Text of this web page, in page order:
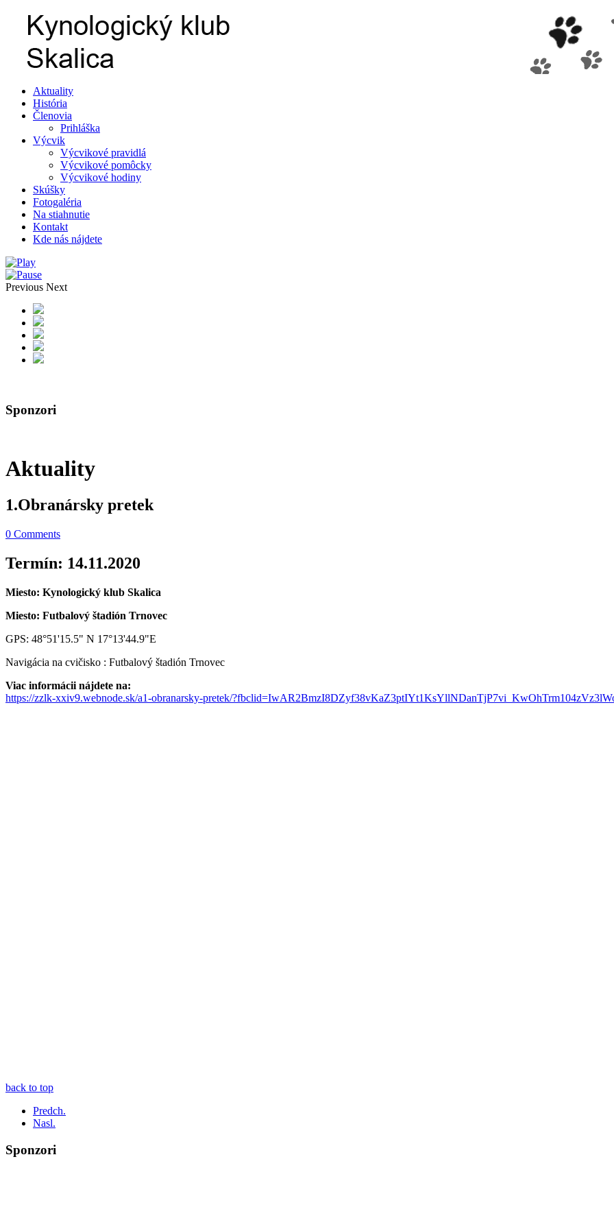
Aktuality
História
Členovia
Prihláška
Výcvik
Výcvikové pravidlá
Výcvikové pomôcky
Výcvikové hodiny
Skúšky
Fotogaléria
Na stiahnutie
Kontakt
Kde nás nájdete
Previous Next
Sponzori
Aktuality
1.Obranársky pretek
0 Comments
Termín: 14.11.2020
Miesto: Kynologický klub Skalica
Miesto: Futbalový štadión Trnovec
GPS: 48°51'15.5" N 17°13'44.9"E
Navigácia na cvičisko : Futbalový štadión Trnovec
Viac informácii nájdete na:
https://zzlk-xxiv9.webnode.sk/a1-obranarsky-pretek/
back to top
Predch.
Nasl.
Sponzori